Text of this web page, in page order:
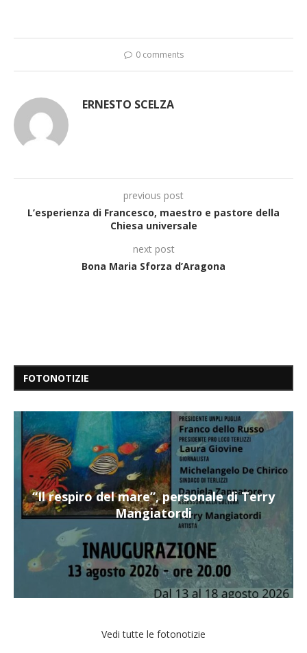
0 comments
ERNESTO SCELZA
previous post
L’esperienza di Francesco, maestro e pastore della
Chiesa universale
next post
Bona Maria Sforza d’Aragona
FOTONOTIZIE
“Il respiro del mare”, personale di Terry
Mangiatordi
Vedi tutte le fotonotizie